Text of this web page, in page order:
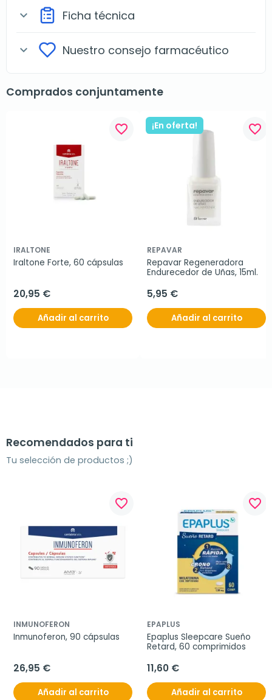
expand_more Ficha técnica
expand_more Nuestro consejo farmacéutico
Comprados conjuntamente
favorite_border
IRALTONE
Iraltone Forte, 60 cápsulas
20,95 €
Añadir al carrito
¡En oferta! favorite_border
REPAVAR
Repavar Regeneradora
Endurecedor de Uñas, 15ml.
5,95 €
Añadir al carrito
Recomendados para ti
Tu selección de productos ;)
favorite_border
INMUNOFERON
Inmunoferon, 90 cápsulas
26,95 €
Añadir al carrito
favorite_border
EPAPLUS
Epaplus Sleepcare Sueño
Retard, 60 comprimidos
11,60 €
Añadir al carrito